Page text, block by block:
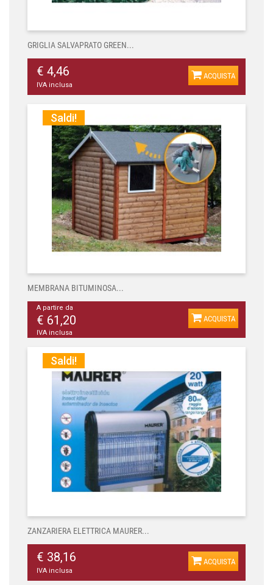
GRIGLIA SALVAPRATO GREEN...
€ 4,46
IVA inclusa
ACQUISTA
Saldi!
MEMBRANA BITUMINOSA...
A partire da
€ 61,20
IVA inclusa
ACQUISTA
Saldi!
ZANZARIERA ELETTRICA MAURER...
€ 38,16
IVA inclusa
ACQUISTA